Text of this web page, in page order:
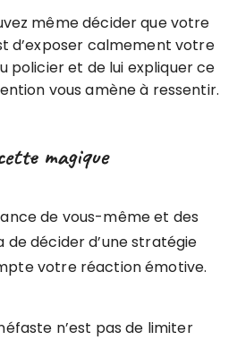
même décider que votre
d’exposer calmement votre
policier et de lui expliquer ce
vous amène à ressentir.
magique
de vous-même et des
décider d’une stratégie
votre réaction émotive.
n’est pas de limiter